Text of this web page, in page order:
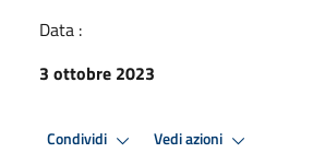
Data :
3 ottobre 2023
Condividi Vedi azioni